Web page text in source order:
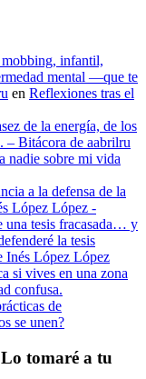
mobbing, infantil,
mental —que te
en Reflexiones tras el
de la energía, de los
– Bitácora de aabrilru
nadie sobre mi vida
a la defensa de la
López López -
una tesis fracasada… y
la tesis
Inés López López
si vives en una zona
confusa.
de
se unen?
tomaré a tu